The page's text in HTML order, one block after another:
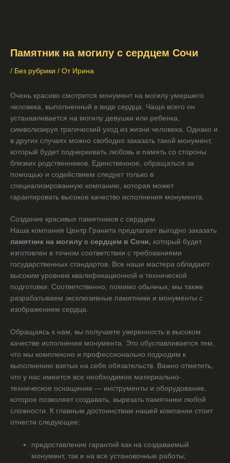
Памятник на могилу с сердцем Сочи
/ Без рубрики / От Ирина
Очень красиво смотрится монумент на могилу умершего
человека, выполненный в виде сердца. Чаще всего он
устанавливается на могилу девушки или ребенка,
символизируя трагический уход из жизни человека. Однако и
в других случаях можно свободно заказать такой монумент,
который будет подчеркивать любовь и память со стороны
близких родственников. Единственное, обращаться за
помощью и содействием следует только в
специализированную компанию, которая может
гарантировать высокое качество исполнения монумента.
Создание красивых памятников с сердцем
Наша компания Центр Гранита предлагает выгодно заказать
памятник на могилу с сердцем в Сочи, который будет
изготовлен в точном соответствии с требованиями
государственных стандартов. Все наши мастера обладают
высоким уровнем квалификационной и технической
подготовки. Соответственно, помимо обычных, мы также
разрабатываем эксклюзивные памятники и монументы с
изображением сердца.
Обращаясь к нам, вы получаете уверенность в высоком
качестве исполнения монумента. Это обуславливается тем,
что мы комплексно и профессионально подходим к
выполнению взятых на себя обязательств. Важно отметить,
что у нас имеется все необходимое материально-
техническое оснащение — инструменты и оборудование,
которое позволяет создавать, вырезать памятники любой
сложности. К главным достоинствам нашей компании стоит
отнести следующее:
предоставление гарантий как на создаваемый
монумент, так и на все установочные работы;